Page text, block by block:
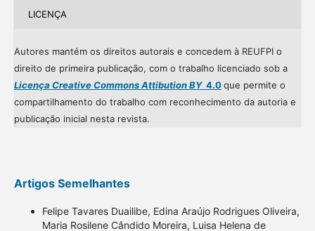
LICENÇA
Autores mantém os direitos autorais e concedem à REUFPI o
direito de primeira publicação, com o trabalho licenciado sob a
Licença Creative Commons Attibution BY4.0que permite o
compartilhamento do trabalho com reconhecimento da autoria e
publicação inicial nesta revista.
Artigos Semelhantes
Felipe Tavares Duailibe, Edina Araújo Rodrigues Oliveira,
Maria Rosilene Cândido Moreira, Luisa Helena de